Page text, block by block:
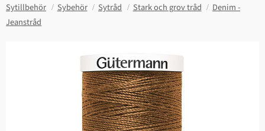
Sytillbehör Sybehör Sytråd Stark och grov tråd
Denim -
Jeanstråd